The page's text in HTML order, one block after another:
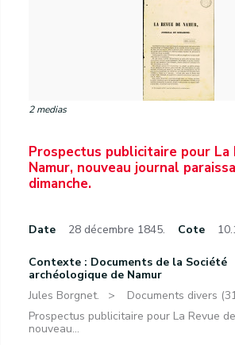
2 medias
Prospectus publicitaire pour La
Namur, nouveau journal
dimanche.
Date 28 décembre 1845. Cote
Contexte : Documents de la Société
archéologique de Namur
Jules Borgnet.
Documents divers
Prospectus publicitaire pour La Revue
nouveau...